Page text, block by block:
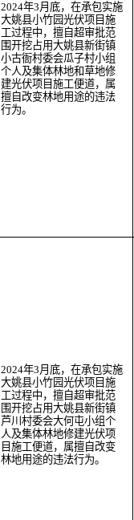
2024年3月 底， 在承包实施
大姚县小竹园光伏项目施
工过程中， 擅自超审批范
围开挖占用大姚县新街镇
小古衙村委会瓜子村小组
个人及集体林地和草地修
建光伏项目施工便道，属
擅自改变林地用途的违法
行为。
2024年3月 底， 在承包实施
大姚县小竹园光伏项目施
工过程中， 擅自超审批范
围开挖占用大姚县新街镇
芦川村委会大何屯小组个
人及集体林地修建光伏项
目施工便道，属擅自改变
林地用途的违法行为。